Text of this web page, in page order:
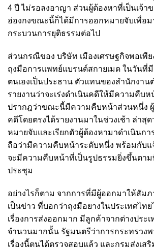
4 ปี ไม่รอลงอาญา ส่วนผู้ต้องหาที่เป็นเจ้า
ฮ่องกงขณะนี้ก็ได้มีการออกหมายจับเพื่อม
กระบวนการยุติธรรมต่อไป
ส่วนกรณีของ บริษัท เมืองเศรษฐกิจพอเพีย
ถุงมือการแพทย์แบรนด์สกายเมด ในวันที่
ตนเองเป็นประธาน ตัวแทนของสำนักงาน
รายงานว่าจะเร่งดำเนินคดีให้มีความคืบ
ปรากฎว่าขณะนี้มีความคืบหน้าส่วนหนึ่ง ผู้
คดีโดยตรงได้รายงานมาในช่วงเช้า ล่าสุ
หมายจับและเรียกตัวผู้ต้องหามาดำเนินก
ถือว่ามีความคืบหน้าระดับหนึ่ง พร้อมกับแ
จะมีความคืบหน้าที่เป็นรูปธรรมยิ่งขึ้นตา
ประชุม
อย่างไรก็ตาม จากการที่มีผู้ออกมาให้สัม
เป็นข่าว ที่บอกว่าถุงมือยางในประเทศไท
เรื่องการส่งออกมาก มีลูกค้าจากต่างประเ
จำนวนมากนั้น รัฐมนตรีว่าการกระทรวง
เรื่องนี้ตนได้ตรวจสอบแล้ว และกรมส่งเส